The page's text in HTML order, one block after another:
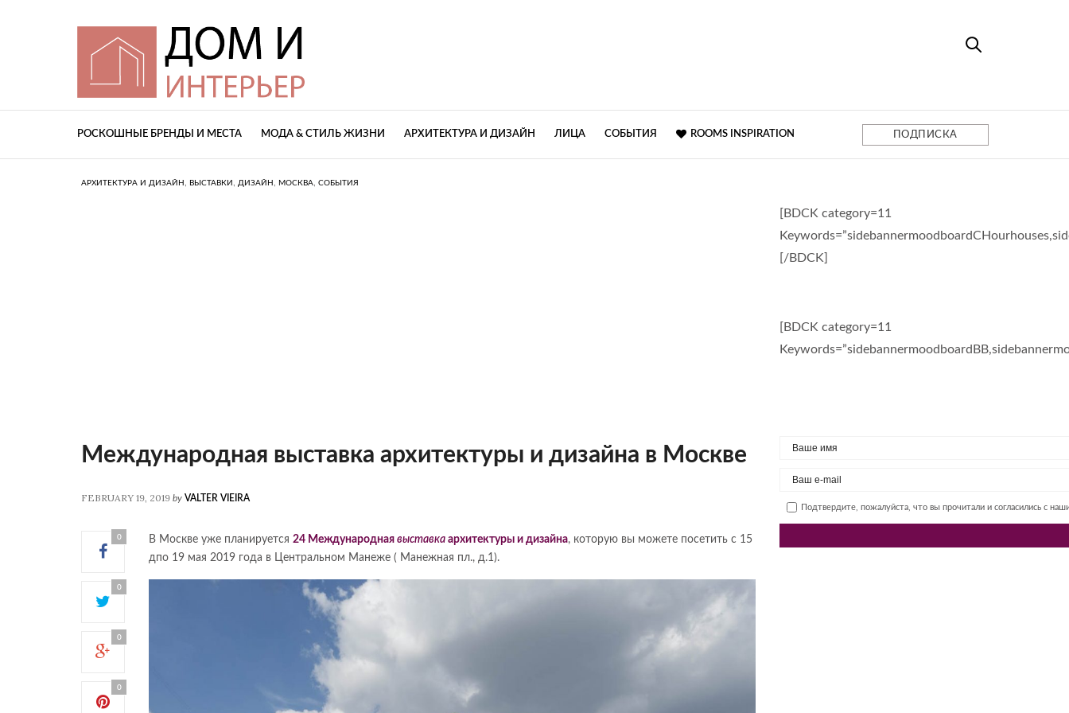
РОСКОШНЫЕ БРЕНДЫ И МЕСТА МОДА & СТИЛЬ ЖИЗНИ АРХИТЕКТУРА И ДИЗАЙН ЛИЦА СОБЫТИЯ ROOMS INSPIRATION ПОДПИСКА
АРХИТЕКТУРА И ДИЗАЙН , ВЫСТАВКИ , ДИЗАЙН , МОСКВА, СОБЫТИЯ
Международная выставка архитектуры и дизайна в Москве
FEBRUARY 19, 2019 by VALTER VIEIRA
0
0
0
0
В Москве уже планируется 24 Международная выставка архитектуры и дизайна, которую вы можете посетить с 15
дпо 19 мая 2019 года в Центральном Манеже ( Манежная пл., д.1).
[BDCK category=11
[/BDCK]
[BDCK category=11
Подтвердите, пожалуйста, что вы прочитали и согласились с